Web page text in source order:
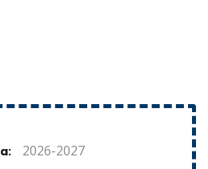
2026-2027